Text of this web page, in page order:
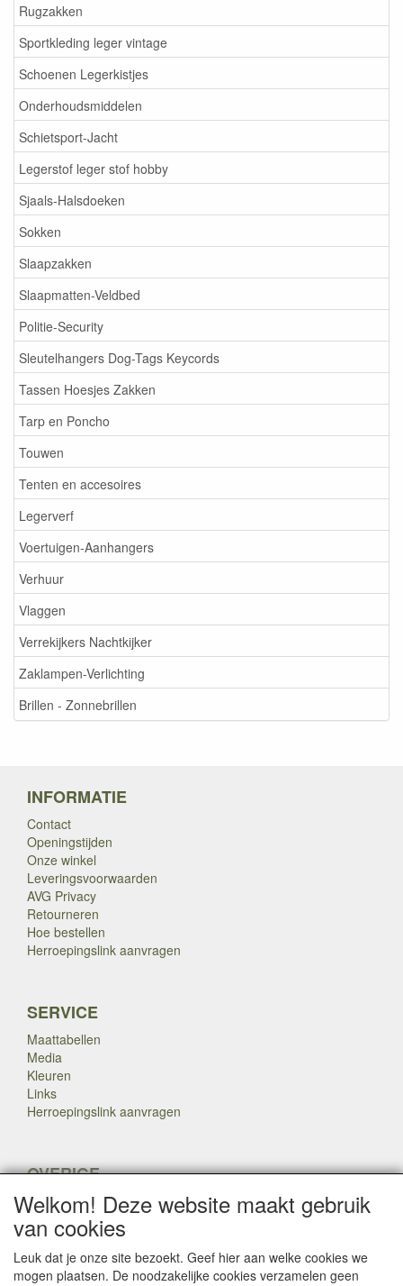
Rugzakken
Sportkleding leger vintage
Schoenen Legerkistjes
Onderhoudsmiddelen
Schietsport-Jacht
Legerstof leger stof hobby
Sjaals-Halsdoeken
Sokken
Slaapzakken
Slaapmatten-Veldbed
Politie-Security
Sleutelhangers Dog-Tags Keycords
Tassen Hoesjes Zakken
Tarp en Poncho
Touwen
Tenten en accesoires
Legerverf
Voertuigen-Aanhangers
Verhuur
Vlaggen
Verrekijkers Nachtkijker
Zaklampen-Verlichting
Brillen - Zonnebrillen
INFORMATIE
Contact
Openingstijden
Onze winkel
Leveringsvoorwaarden
AVG Privacy
Retourneren
Hoe bestellen
Herroepingslink aanvragen
SERVICE
Maattabellen
Media
Kleuren
Links
Herroepingslink aanvragen
OVERIGE
Veteranen
Nieuws
Inkoop
Herroepingslink aanvragen
Welkom! Deze website maakt gebruik
van cookies
Leuk dat je onze site bezoekt. Geef hier aan welke cookies we
mogen plaatsen. De noodzakelijke cookies verzamelen geen